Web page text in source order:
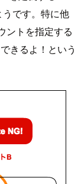
です。特に他
ントを指定する
きるよ！という